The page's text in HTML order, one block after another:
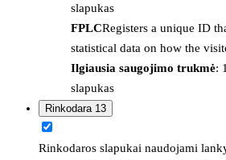
slapukas
FPLCRegisters a unique ID
statistical data on how the
Ilgiausia saugojimo trukmė:
slapukas
Rinkodara 13
Rinkodaros slapukai naudojami